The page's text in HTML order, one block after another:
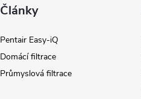
Články
Pentair Easy-iQ
Domácí filtrace
Průmyslová filtrace